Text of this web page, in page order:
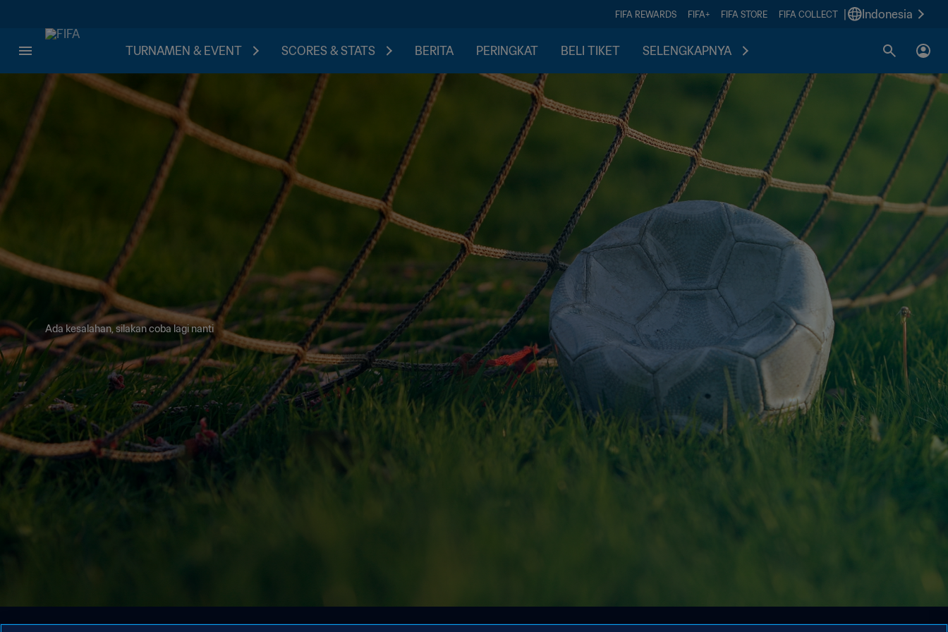
FIFA REWARDS FIFA+ FIFA STORE FIFA COLLECT Indonesia
TURNAMEN & EVENT SCORES & STATS BERITA PERINGKAT BELI TIKET SELENGKAPNYA
Ada kesalahan, silakan coba lagi nanti